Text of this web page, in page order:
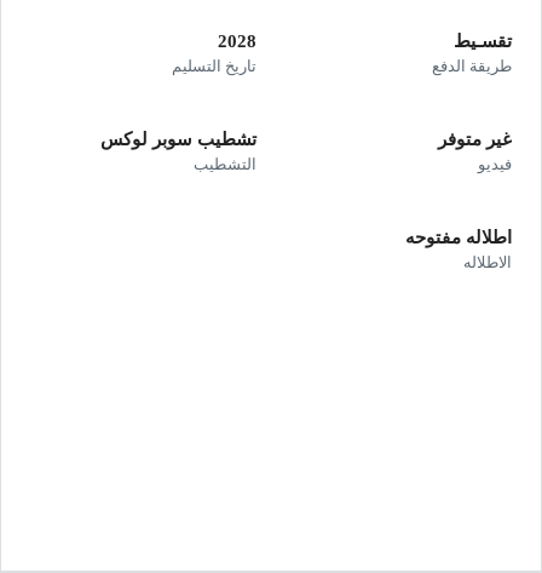
تقسـيط
طريقة الدفع
2028
تاريخ التسليم
غير متوفر
فيديو
تشطيب سوبر لوكس
التشطيب
اطلاله مفتوحه
الاطلاله